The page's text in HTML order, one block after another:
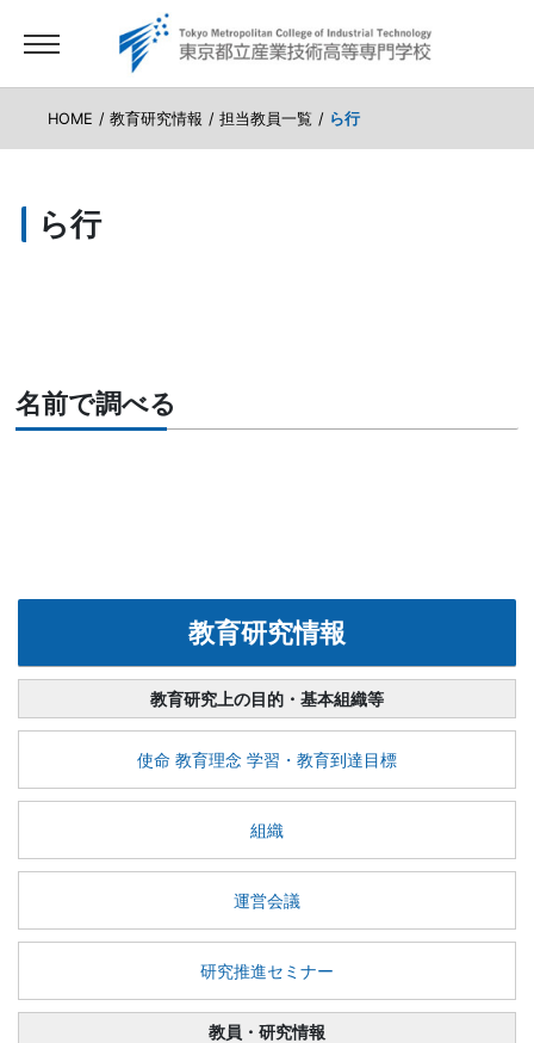
HOME 教育研究情報 担当教員一覧 ら行
ら行
名前で調べる
教育研究情報
教育研究上の目的・基本組織等
使命 教育理念 学習・教育到達目標
組織
運営会議
研究推進セミナー
教員・研究情報